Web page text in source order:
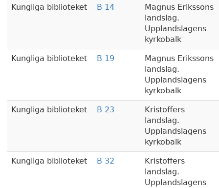
Kungliga biblioteket B 14
Magnus Erikssons
landslag.
Upplandslagens
kyrkobalk
Kungliga biblioteket B 19
Magnus Erikssons
landslag.
Upplandslagens
kyrkobalk
Kungliga biblioteket B 23
Kristoffers
landslag.
Upplandslagens
kyrkobalk
Kungliga biblioteket B 32
Kristoffers
landslag.
Upplandslagens